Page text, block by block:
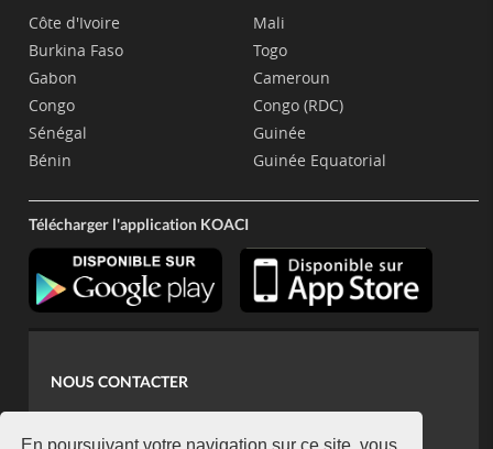
En poursuivant votre navigation sur ce site, vous
Côte d'Ivoire
Burkina Faso
Gabon
Congo
Sénégal
Bénin
Mali
Togo
Cameroun
Congo (RDC)
Guinée
Guinée Equatorial
Télécharger l'application KOACI
NOUS CONTACTER